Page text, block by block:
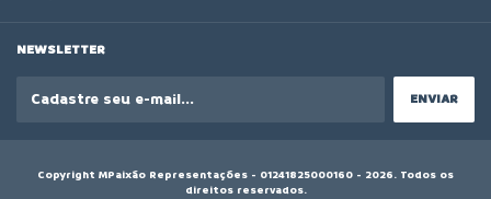
NEWSLETTER
Copyright MPaixão Representações - 01241825000160 - 2026. Todos os
direitos reservados.